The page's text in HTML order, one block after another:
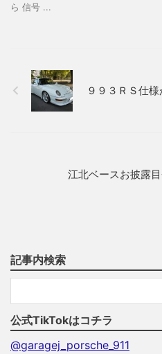
ら 信号 ...
９９３ＲＳ仕
江北ベースお披露
記事内検索
公式TikTokはコチラ
@garagej_porsche_911